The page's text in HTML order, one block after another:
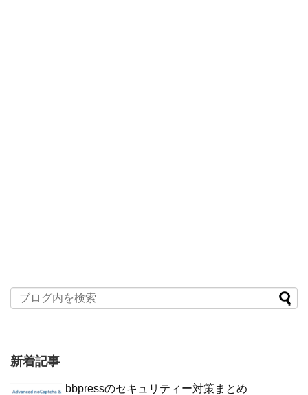
新着記事
bbpressのセキュリティー対策まとめ